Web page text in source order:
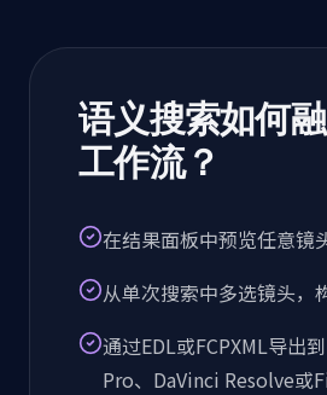
语义搜索如何
工作流？
在结果面板中预览任意镜
从单次搜索中多选镜头，
通过EDL或FCPXML导出
Pro、DaVinci Resolve或